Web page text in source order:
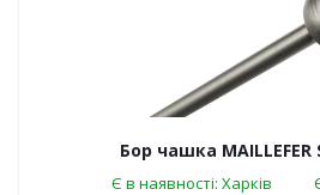
Бор чашка
Є в наявності: Харків